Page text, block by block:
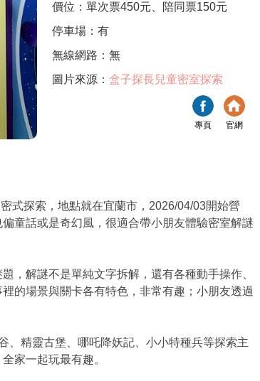
價位：單次票450元、陪同票150元
停車場：有
無線網路：無
圖片來源：盒子探長兒童密室探索
專頁 官網
式探索，地點就在宜蘭市，2026/04/03開始營
童話或是奇幻風，很適合帶小朋友體驗密室解謎
，解謎不是單純文字拆解，還有各種動手操作、
的場景與關卡各有特色，非常有趣；小朋友透過
、精靈古堡、哪吒降妖記、小小特種兵等探索主
家一起玩最有趣。